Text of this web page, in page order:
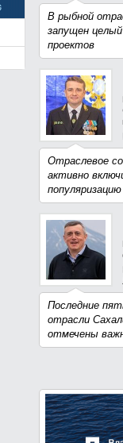
В рыбной
запущен
проектов
Отраслевое
активно
Последние
отрасли
отмечены